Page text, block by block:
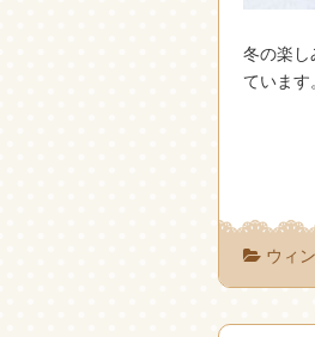
冬の楽
ています。
ウィ